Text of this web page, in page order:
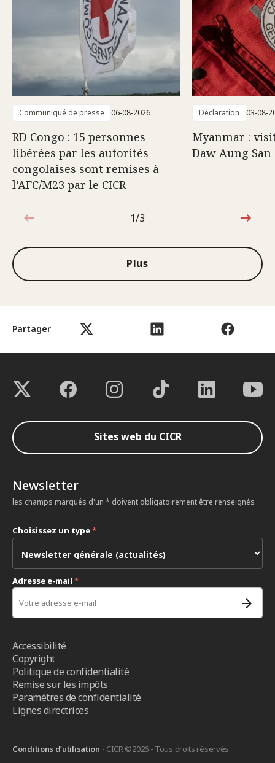
Partager
Communiqué de presse 06-08-2026
RD Congo : 15 personnes
libérées par les autorités
congolaises sont remises à
l’AFC/M23 par le CICR
Déclaration 03-08-
Myanmar :
Daw Aung San
1sur3
1/3
Plus
Sites web du CICR
Newsletter
les champs marqués d'un * doivent obligatoirement être renseignés
Choisissez un type*
Adresse e-mail *
Accessibilité
Copyright
Politique de confidentialité
Remise sur les impôts
Paramètres de confidentialité
Lignes directrices
Conditions d’utilisation - CICR ©2026 - Tous droits réservés